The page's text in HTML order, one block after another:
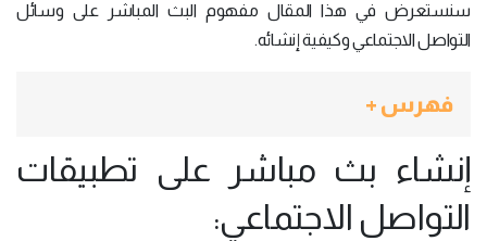
سنستعرض في هذا المقال مفهوم البث المباشر على وسائل
التواصل الاجتماعي وكيفية إنشائه.
فهرس +
إنشاء بث مباشر على تطبيقات
التواصل الاجتماعي: